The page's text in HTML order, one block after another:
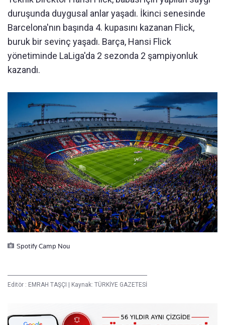
duruşunda duygusal anlar yaşadı. İkinci senesinde
Barcelona'nın başında 4. kupasını kazanan Flick,
buruk bir sevinç yaşadı. Barça, Hansi Flick
yönetiminde LaLiga'da 2 sezonda 2 şampiyonluk
kazandı.
Spotify Camp Nou
Editör : EMRAH TAŞÇI Kaynak: TÜRKİYE GAZETESİ